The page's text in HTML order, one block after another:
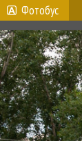
Фотобус